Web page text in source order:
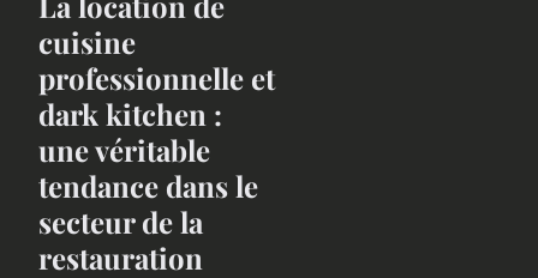
cuisine
professionnelle et
dark kitchen :
une véritable
tendance dans le
secteur de la
restauration